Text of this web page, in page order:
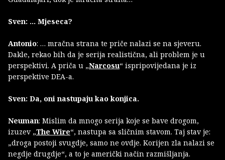
Sven: … Mjeseca?
Antonio: … mračna strana te priče nalazi se na sjeveru.
Dakle, rekao bih da je serija realistična, ali problem je u
perspektivi. A priča u „Narcosu“ ispripovijedana je iz
perspektive DEA-a.
Sven: Da, oni nastupaju kao konjica.
Neuman: Mislim da mnogo serija koje se bave drogom,
izuzev „The Wire“, nastupa sa sličnim stavom. Taj stav je:
„droga postoji svugdje, samo ne ovdje. Korijen zla nalazi se
negdje drugdje“, a to je američki način razmišljanja.